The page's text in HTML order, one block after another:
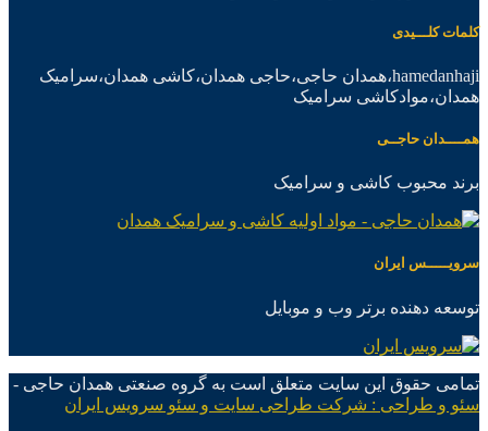
کلمات کلـــیدی
hamedanhaji،همدان حاجی،حاجی همدان،کاشی همدان،سرامیک
همدان،موادکاشی سرامیک
همــــدان حاجــی
برند محبوب کاشی و سرامیک
سرویـــــس ایران
توسعه دهنده برتر وب و موبایل
تمامی حقوق این سایت متعلق است به گروه صنعتی همدان حاجی -
سئو و طراحی : شرکت طراحی سایت و سئو سرویس ایران